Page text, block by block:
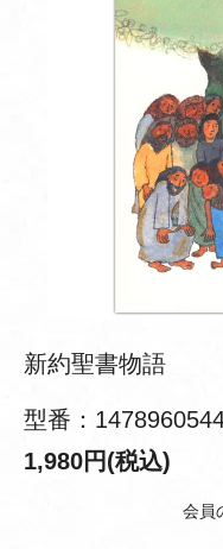
新約聖書物語
型番：
1,980円(税込)
会員